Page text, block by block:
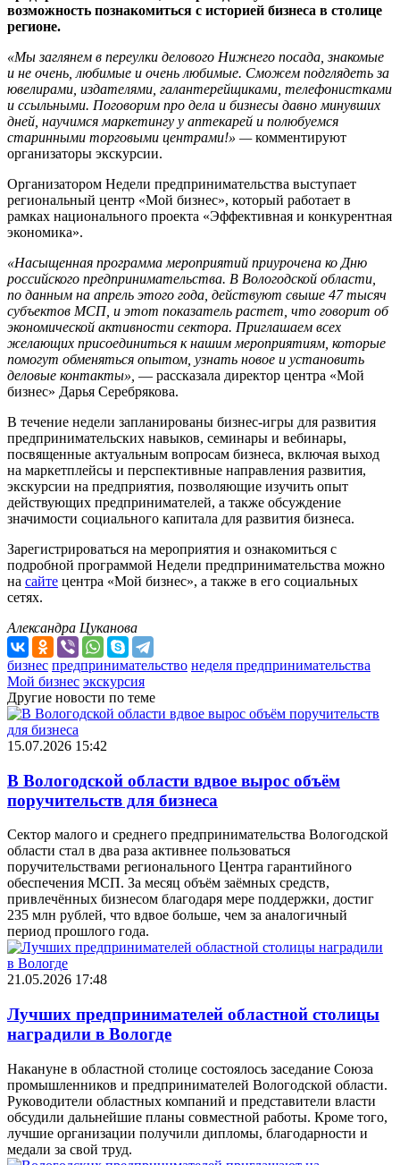
возможность познакомиться с историей бизнеса в столице
регионе.
«Мы заглянем в переулки делового Нижнего посада, знакомые
и не очень, любимые и очень любимые. Сможем подглядеть за
ювелирами, издателями, галантерейщиками, телефонистками
и ссыльными. Поговорим про дела и бизнесы давно минувших
дней, научимся маркетингу у аптекарей и полюбуемся
старинными торговыми центрами!» —комментируют
организаторы экскурсии.
Организатором Недели предпринимательства выступает
региональный центр «Мой бизнес», который работает в
рамках национального проекта «Эффективная и конкурентная
экономика».
«Насыщенная программа мероприятий приурочена ко Дню
российского предпринимательства. В Вологодской области,
по данным на апрель этого года, действуют свыше 47 тысяч
субъектов МСП, и этот показатель растет, что говорит об
экономической активности сектора. Приглашаем всех
желающих присоединиться к нашим мероприятиям, которые
помогут обменяться опытом, узнать новое и установить
деловые контакты», — рассказала директор центра «Мой
бизнес» Дарья Серебрякова.
В течение недели запланированы бизнес-игры для развития
предпринимательских навыков, семинары и вебинары,
посвященные актуальным вопросам бизнеса, включая выход
на маркетплейсы и перспективные направления развития,
экскурсии на предприятия, позволяющие изучить опыт
действующих предпринимателей, а также обсуждение
значимости социального капитала для развития бизнеса.
Зарегистрироваться на мероприятия и ознакомиться с
подробной программой Недели предпринимательства можно
на сайте центра «Мой бизнес», а также в его социальных
сетях.
Александра Цуканова
бизнес предпринимательство неделя предпринимательства
Мой бизнес экскурсия
Другие новости по теме
15.07.2026 15:42
В Вологодской области вдвое вырос объём
поручительств для бизнеса
Сектор малого и среднего предпринимательства Вологодской
области стал в два раза активнее пользоваться
поручительствами регионального Центра гарантийного
обеспечения МСП. За месяц объём заёмных средств,
привлечённых бизнесом благодаря мере поддержки, достиг
235 млн рублей, что вдвое больше, чем за аналогичный
период прошлого года.
21.05.2026 17:48
Лучших предпринимателей областной столицы
наградили в Вологде
Накануне в областной столице состоялось заседание Союза
промышленников и предпринимателей Вологодской области.
Руководители областных компаний и представители власти
обсудили дальнейшие планы совместной работы. Кроме того,
лучшие организации получили дипломы, благодарности и
медали за свой труд.